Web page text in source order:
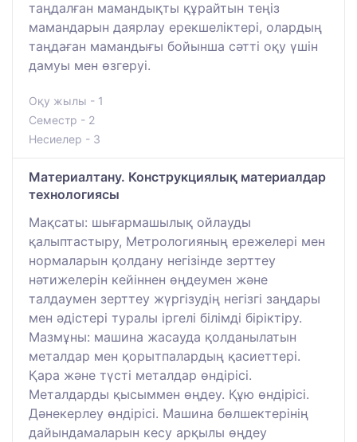
таңдалған мамандықты құрайтын теңіз
мамандарын даярлау ерекшеліктері, олардың
таңдаған мамандығы бойынша сәтті оқу үшін
дамуы мен өзгеруі.
Оқу жылы - 1
Семестр - 2
Несиелер - 3
Материалтану. Конструкциялық материалдар
технологиясы
Мақсаты: шығармашылық ойлауды
қалыптастыру, Метрологияның ережелері мен
нормаларын қолдану негізінде зерттеу
нәтижелерін кейіннен өңдеумен және
талдаумен зерттеу жүргізудің негізгі заңдары
мен әдістері туралы іргелі білімді біріктіру.
Мазмұны: машина жасауда қолданылатын
металдар мен қорытпалардың қасиеттері.
Қара және түсті металдар өндірісі.
Металдарды қысыммен өңдеу. Құю өндірісі.
Дәнекерлеу өндірісі. Машина бөлшектерінің
дайындамаларын кесу арқылы өңдеу